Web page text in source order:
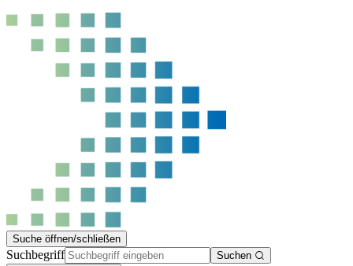
Suche öffnen/schließen
Suchbegriff
Suchen